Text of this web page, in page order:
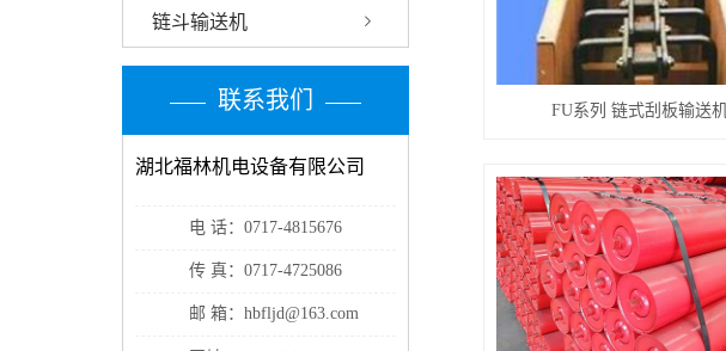
链斗输送机
联系我们
湖北福林机电设备有限公司
电 话：0717-4815676
传 真：0717-4725086
邮 箱：hbfljd@163.com
FU系列 链式刮板输送